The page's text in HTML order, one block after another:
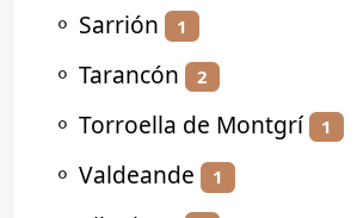
⚬ Sarrión 1
⚬ Tarancón 2
⚬ Torroella de Montgrí 1
⚬ Valdeande 1